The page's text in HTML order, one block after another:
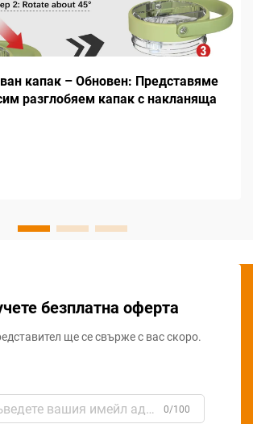
капак – Обновен: Представяме
разглобяем капак с накланяща
безплатна оферта
ще се свърже с вас скоро.
0/100